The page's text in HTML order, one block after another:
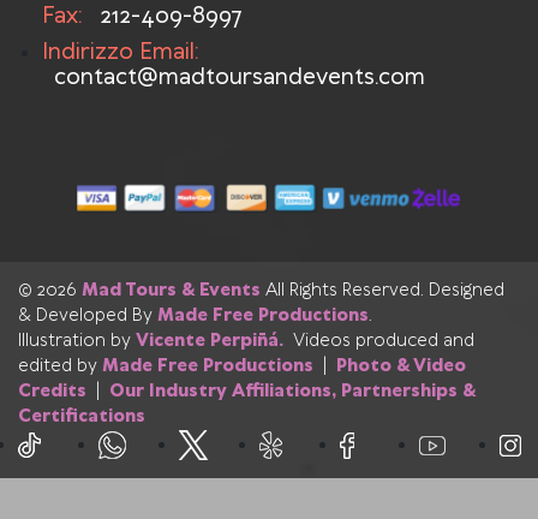
Fax:
212-409-8997
Indirizzo Email:
contact@madtoursandevents.com
© 2026 Mad Tours & Events All Rights Reserved. Designed
& Developed By Made Free Productions.
Illustration by Vicente Perpiñá. Videos produced and
edited by Made Free Productions
Photo & Video
Credits
Our Industry Affiliations, Partnerships &
Certifications